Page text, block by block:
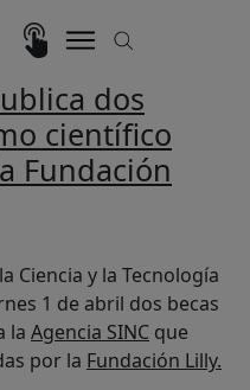
Imagen
dos
científico
Fundación
Ciencia y la Tecnología
1 de abril dos becas
la Agencia SINC que
por la Fundación Lilly.